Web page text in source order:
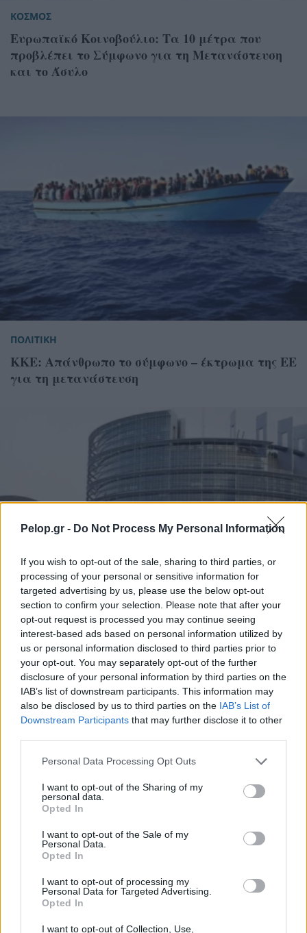
Pelop.gr - Do Not Process My Personal Information
If you wish to opt-out of the sale, sharing to third parties, or
processing of your personal or sensitive information for
targeted advertising by us, please use the below opt-out
section to confirm your selection. Please note that after your
opt-out request is processed you may continue seeing
interest-based ads based on personal information utilized by
us or personal information disclosed to third parties prior to
your opt-out. You may separately opt-out of the further
disclosure of your personal information by third parties on the
IAB’s list of downstream participants. This information may
also be disclosed by us to third parties on the IAB’s List of
Downstream Participants that may further disclose it to other
Please note that this website/app uses one or more Google
not limited to your visit or usage behaviour. You may click to
grant or deny consent to Google and its third-party tags to
use your data for below specified purposes in below Google
consent section.
Personal Data Processing Opt Outs
I want to opt-out of the Sharing of my
personal data.
Opted In
I want to opt-out of the Sale of my
Personal Data.
Opted In
I want to opt-out of processing my
Personal Data for Targeted Advertising.
Opted In
I want to opt-out of Collection, Use,
ΚΟΣΜΟΣ
Ευρωπαϊκό Κοινοβούλιο: Τα 10 μέτρα που
προβλέπει το Σύμφωνο για τη Μετανάστευση
και το Άσυλο
ΠΟΛΙΤΙΚΗ
ΚΚΕ: Απάνθρωπο το σύμφωνο – έκτρωμα της ΕΕ
για τη μετανάστευση
ΚΟΣΜΟΣ
Σε ψηφοφορία σήμερα στην ευρωβουλή το νέο
σύμφωνο για τη μετανάστευση και το άσυλο